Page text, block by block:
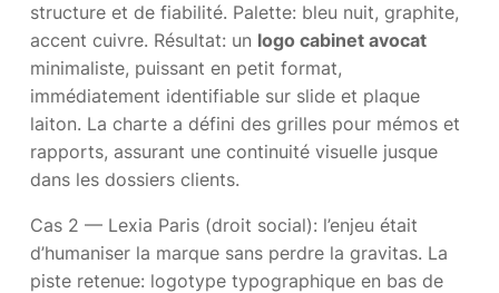
structure et de fiabilité. Palette: bleu nuit, graphite,
accent cuivre. Résultat: un logo cabinet avocat
minimaliste, puissant en petit format,
immédiatement identifiable sur slide et plaque
laiton. La charte a défini des grilles pour mémos et
rapports, assurant une continuité visuelle jusque
dans les dossiers clients.
Cas 2 — Lexia Paris (droit social): l’enjeu était
d’humaniser la marque sans perdre la gravitas. La
piste retenue: logotype typographique en bas de